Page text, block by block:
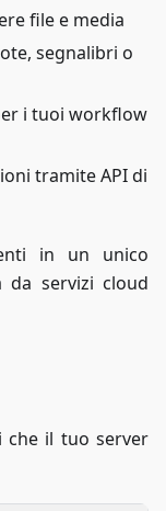
file e media
segnalibri o
i tuoi workflow
tramite API di
in un unico
da servizi cloud
che il tuo server